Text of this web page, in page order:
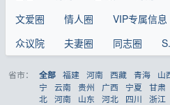
文爱圈
情人圈 VIP专属信息
众议院
夫妻圈 同志圈
省市： 全部 福建 河南 西藏 青海 山
宁
云南 贵州 广西 宁夏 甘肃
北 河南 山东 河北 四川 浙江